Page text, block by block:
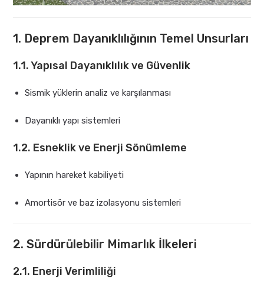
1. Deprem Dayanıklılığının Temel Unsurları
1.1. Yapısal Dayanıklılık ve Güvenlik
Sismik yüklerin analiz ve karşılanması
Dayanıklı yapı sistemleri
1.2. Esneklik ve Enerji Sönümleme
Yapının hareket kabiliyeti
Amortisör ve baz izolasyonu sistemleri
2. Sürdürülebilir Mimarlık İlkeleri
2.1. Enerji Verimliliği